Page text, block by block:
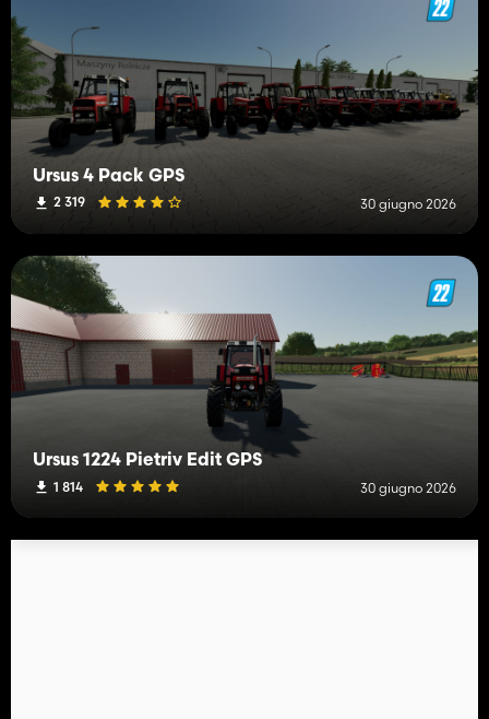
Ursus 4 Pack GPS
2 319 30 giugno 2026
Ursus 1224 Pietriv Edit GPS
1 814 30 giugno 2026